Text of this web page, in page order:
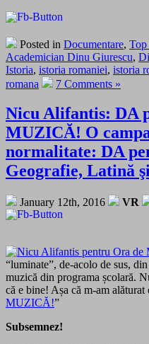
Posted in Documentare,
Academician Dinu Giurescu,
Istoria, istoria romaniei, istoria
romana
7 Comments »
Nicu Alifantis: DA
MUZICĂ! O
normalitate: DA
Geografie, Latină
January 12th, 2016 VR
“luminate”, de-acolo de sus,
muzică din programa școlară.
că e bine! Așa că m-am alăturat
MUZICĂ!”
Subsemnez!